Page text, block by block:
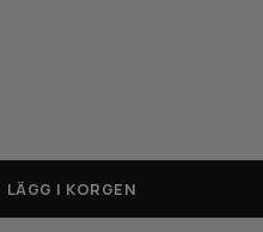
LÄGG I KORGEN